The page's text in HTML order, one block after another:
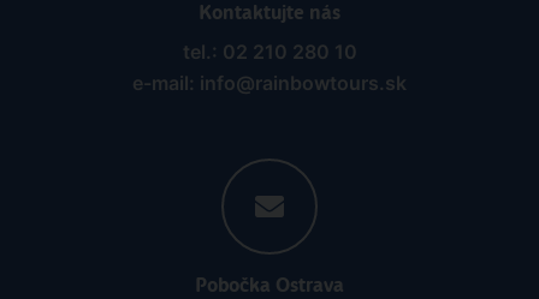
Kontaktujte nás
tel.: 02 210 280 10
e-mail: info@rainbowtours.sk
Pobočka Ostrava